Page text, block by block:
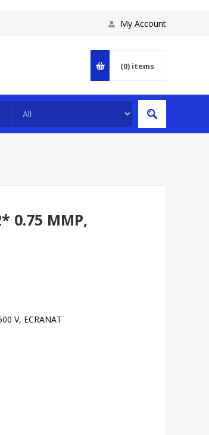
My Account
(0) items
0.75 MMP,
V, ECRANAT